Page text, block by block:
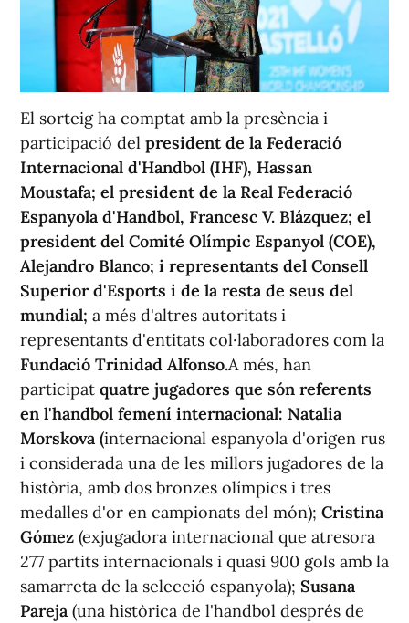
El sorteig ha comptat amb la presència i
participació del president de la Federació
Internacional d'Handbol (IHF), Hassan
Moustafa; el president de la Real Federació
Espanyola d'Handbol, Francesc V. Blázquez; el
president del Comité Olímpic Espanyol (COE),
Alejandro Blanco; i representants del Consell
Superior d'Esports i de la resta de seus del
mundial; a més d'altres autoritats i
representants d'entitats col·laboradores com la
Fundació Trinidad Alfonso.A més, han
participat quatre jugadores que són referents
en l'handbol femení internacional: Natalia
Morskova (internacional espanyola d'origen rus
i considerada una de les millors jugadores de la
història, amb dos bronzes olímpics i tres
medalles d'or en campionats del món); Cristina
Gómez (exjugadora internacional que atresora
277 partits internacionals i quasi 900 gols amb la
samarreta de la selecció espanyola); Susana
Pareja (una històrica de l'handbol després de